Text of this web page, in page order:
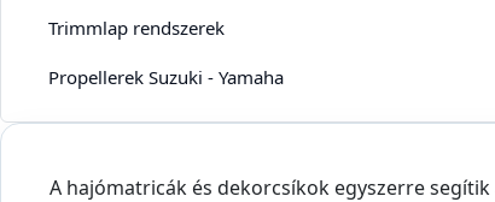
Trimmlap rendszerek
Propellerek Suzuki - Yamaha
A hajómatricák és dekorcsíkok egyszerre